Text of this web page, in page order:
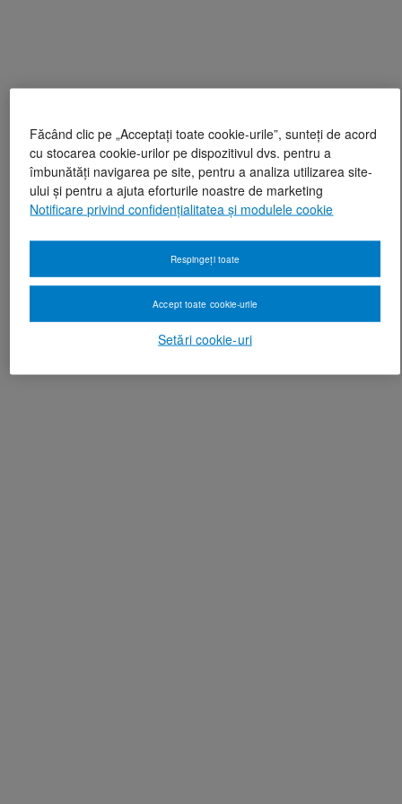
Făcând clic pe „Acceptați toate cookie-urile”, sunteți de acord
cu stocarea cookie-urilor pe dispozitivul dvs. pentru a
îmbunătăți navigarea pe site, pentru a analiza utilizarea site-
ului și pentru a ajuta eforturile noastre de marketing
Notificare privind confidențialitatea și modulele cookie
Setări cookie-uri
Respingeți toate
Accept toate cookie-urile